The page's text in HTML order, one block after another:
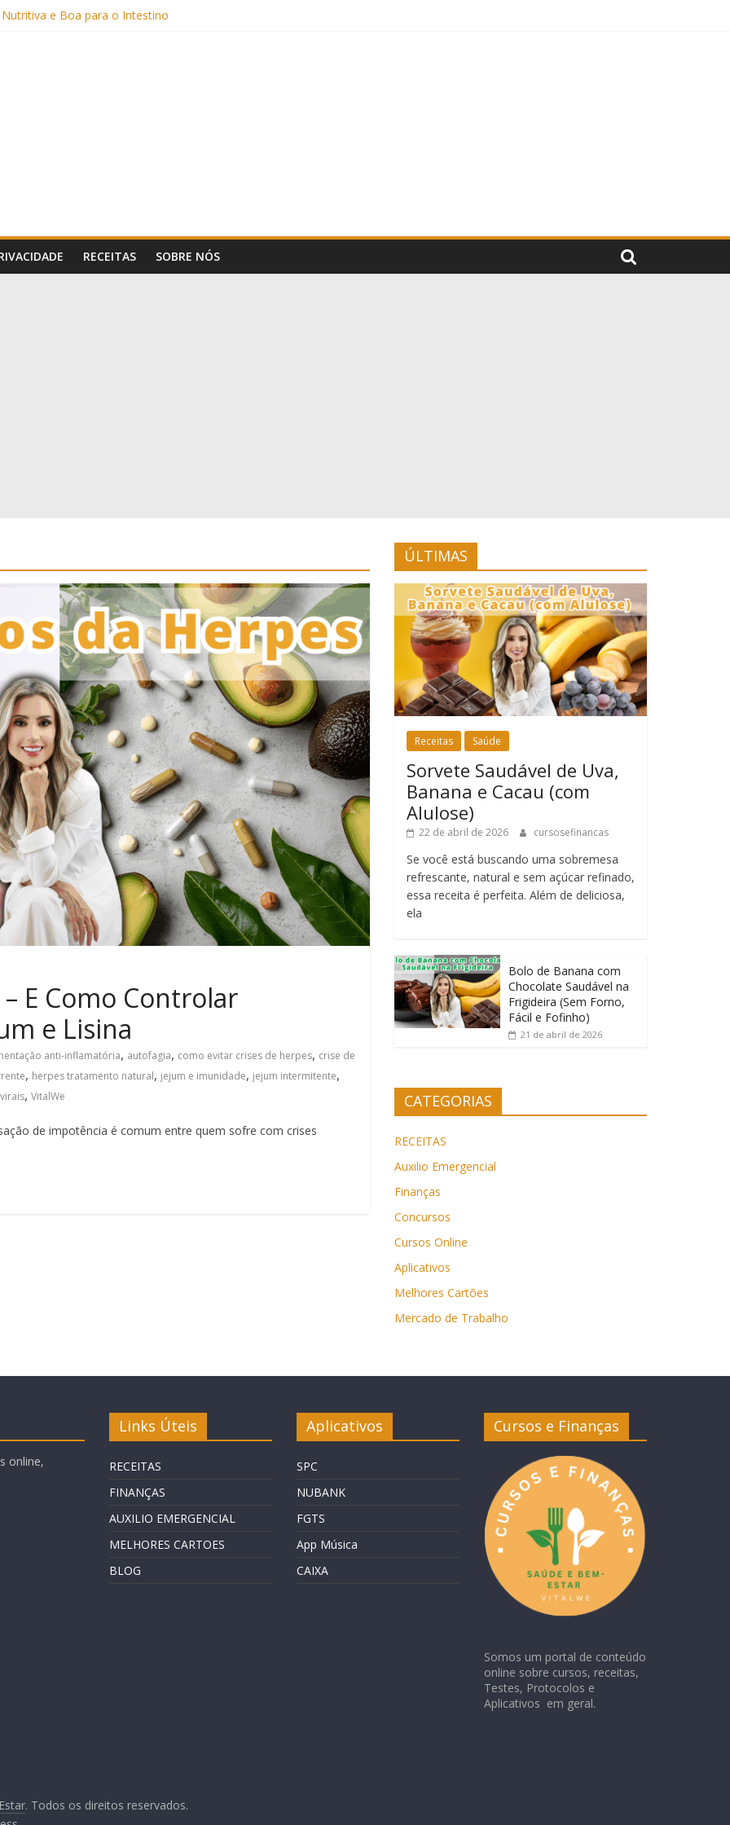
e Boa para o Intestino
(Sem Forno, Fácil e Fofinho)
Receita Prática e Deliciosa
RECEITAS SOBRE NÓS
E Como Controlar
e Lisina
anti-inflamatória, autofagia, como evitar crises de herpes, crise de
, herpes tratamento natural, jejum e imunidade, jejum intermitente,
, VitalWe
de impotência é comum entre quem sofre com crises
ÚLTIMAS
Receitas Saúde
Sorvete Saudável de Uva,
Banana e Cacau (com
Alulose)
22 de abril de 2026 cursosefinancas
Se você está buscando uma sobremesa
refrescante, natural e sem açúcar refinado,
essa receita é perfeita. Além de deliciosa,
ela
Bolo de Banana com
Chocolate Saudável na
Frigideira (Sem Forno,
Fácil e Fofinho)
21 de abril de 2026
CATEGORIAS
RECEITAS
Auxilio Emergencial
Finanças
Concursos
Cursos Online
Aplicativos
Melhores Cartões
Mercado de Trabalho
online,
Links Úteis
RECEITAS
FINANÇAS
AUXILIO EMERGENCIAL
MELHORES CARTOES
BLOG
Aplicativos
SPC
NUBANK
FGTS
App Música
CAIXA
Cursos e Finanças
Somos um portal de conteúdo
online sobre cursos, receitas,
Testes, Protocolos e
Aplicativos em geral.
. Todos os direitos reservados.